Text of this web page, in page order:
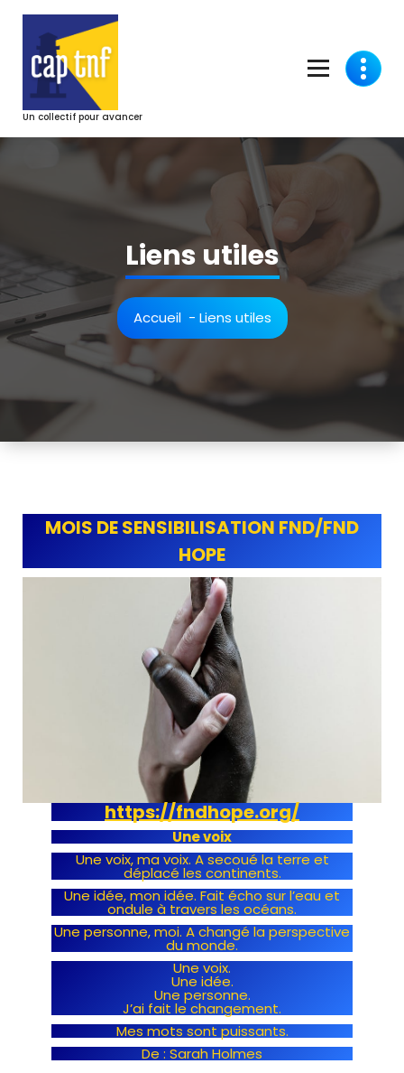
contenu
Un collectif pour avancer
Liens utiles
Accueil- Liens utiles
MOIS DE SENSIBILISATION FND/FND
HOPE
https://fndhope.org/
Une voix
Une voix, ma voix. A secoué la terre et
déplacé les continents.
Une idée, mon idée. Fait écho sur l’eau et
ondule à travers les océans.
Une personne, moi. A changé la perspective
du monde.
Une voix.
Une idée.
Une personne.
J’ai fait le changement.
Mes mots sont puissants.
De : Sarah Holmes